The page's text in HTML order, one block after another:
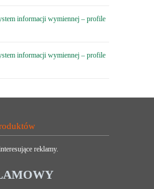
informacji wymiennej – profile
informacji wymiennej – profile
reklamy.